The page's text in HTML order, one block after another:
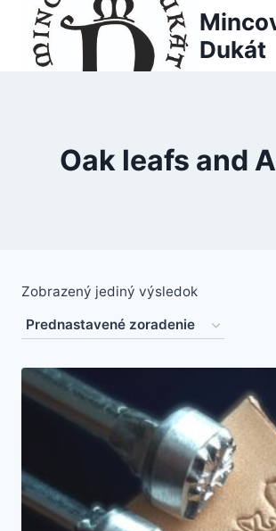
content
Dukát
Oak leafs and
Zobrazený jediný výsledok